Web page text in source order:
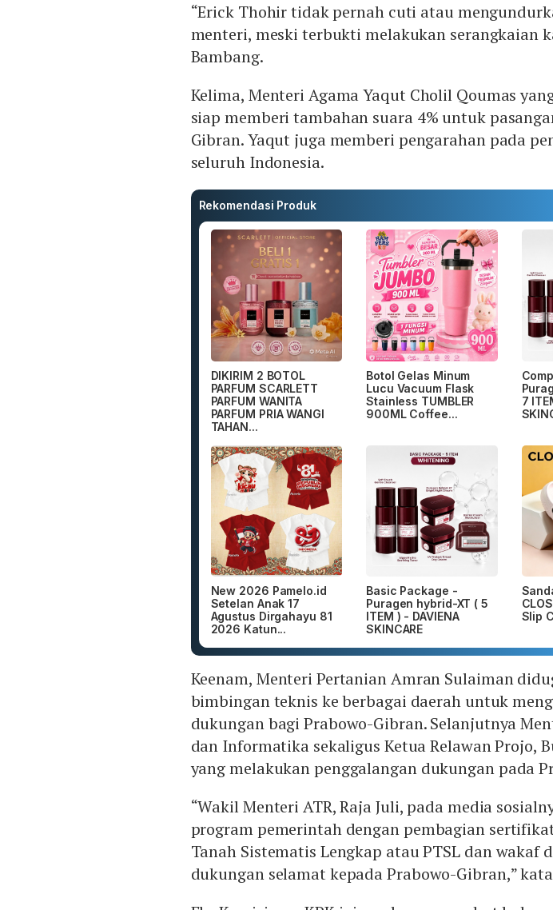
“Erick Thohir tidak pernah cuti atau
menteri, meski terbukti melakukan serangkaian
Bambang.
Kelima, Menteri Agama Yaqut Cholil Qoumas
siap memberi tambahan suara 4% untuk
Gibran. Yaqut juga memberi pengarahan pada
seluruh Indonesia.
Rekomendasi Produk
DIKIRIM 2 BOTOL
PARFUM SCARLETT
PARFUM WANITA
PARFUM PRIA WANGI
TAHAN...
Botol Gelas Minum
Lucu Vacuum Flask
Stainless TUMBLER
900ML Coffee...
7
New 2026 Pamelo.id
Setelan Anak 17
Agustus Dirgahayu 81
2026 Katun...
Basic Package -
Puragen hybrid-XT ( 5
ITEM ) - DAVIENA
SKINCARE
Slip
Keenam, Menteri Pertanian Amran Sulaiman
bimbingan teknis ke berbagai daerah untuk
dukungan bagi Prabowo-Gibran. Selanjutnya
dan Informatika sekaligus Ketua Relawan Projo,
yang melakukan penggalangan dukungan pada
“Wakil Menteri ATR, Raja Juli, pada media
program pemerintah dengan pembagian
Tanah Sistematis Lengkap atau PTSL dan wakaf
dukungan selamat kepada Prabowo-Gibran,”